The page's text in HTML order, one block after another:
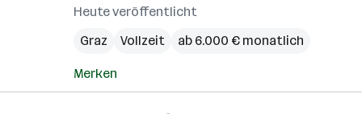
Heute veröffentlicht
Graz
Vollzeit ab 6.000 € monatlich
Merken